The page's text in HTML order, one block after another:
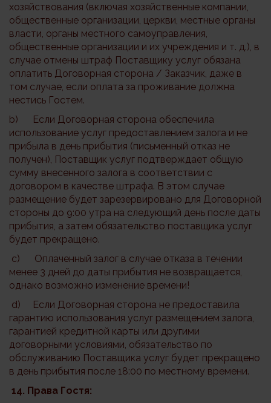
хозяйствования (включая хозяйственные компании,
общественные организации, церкви, местные органы
власти, органы местного самоуправления,
общественные организации и их учреждения и т. д.), в
случае отмены штраф Поставщику услуг обязана
оплатить Договорная сторона / Заказчик, даже в
том случае, если оплата за проживание должна
нестись Гостем.
b) Если Договорная сторона обеспечила
использование услуг предоставлением залога и не
прибыла в день прибытия (письменный отказ не
получен), Поставщик услуг подтверждает общую
сумму внесенного залога в соответствии с
договором в качестве штрафа. В этом случае
размещение будет зарезервировано для Договорной
стороны до 9:00 утра на следующий день после даты
прибытия, а затем обязательство поставщика услуг
будет прекращено.
c) Оплаченный залог в случае отказа в течении
менее 3 дней до даты прибытия не возвращается,
однако возможно изменение времени!
d) Если Договорная сторона не предоставила
гарантию использования услуг размещением залога,
гарантией кредитной карты или другими
договорными условиями, обязательство по
обслуживанию Поставщика услуг будет прекращено
в день прибытия после 18:00 по местному времени.
14. Права Гостя: